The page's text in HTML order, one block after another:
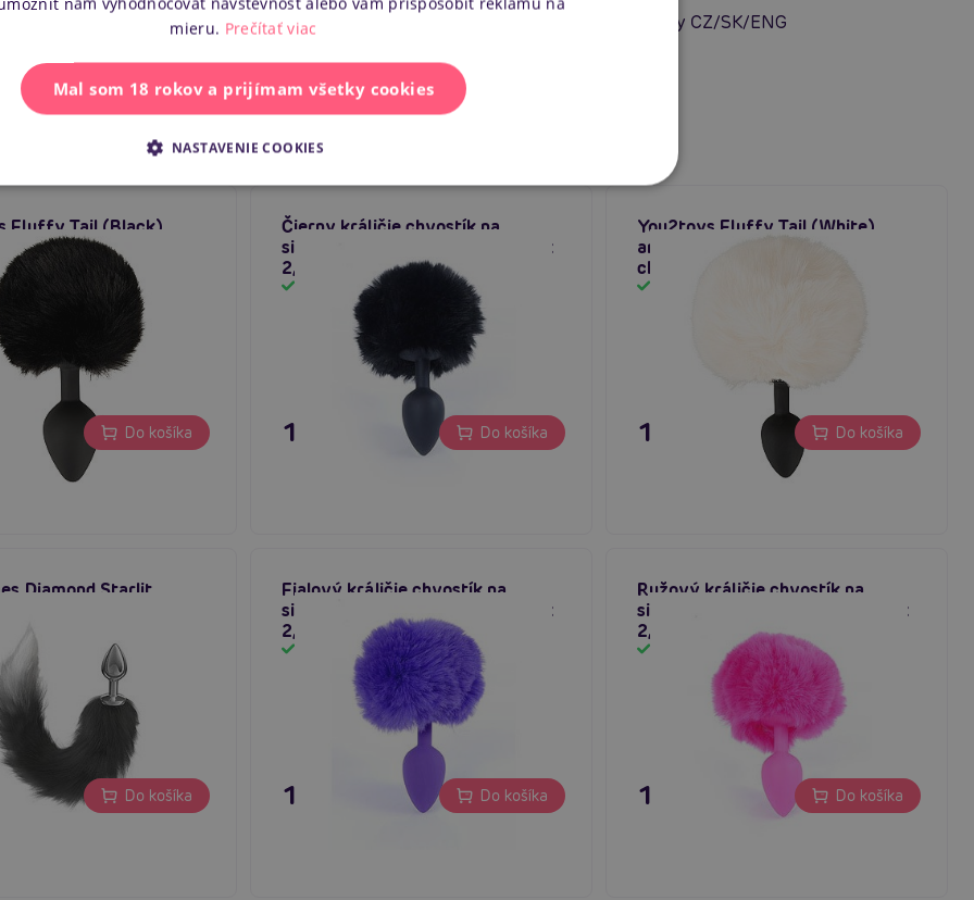
Príručka pre silikónové dilda/kolíky CZ/SK/ENG
Fluffy Tail (Black),
so zajačím
Do košíka
Čierny králičie chvostík na
silikónovom análnom kolíku, 6,5 x
2,7 cm
Skladom
11,80 € Do košíka
You2toys Fluffy Tail (White),
análny kolík so zajačím
chvostíkom
13,96 € Do košíka
Diamond Starlit
Do košíka
Fialový králičie chvostík na
silikónovom análnom kolíku, 6,5 x
2,7 cm
Skladom
11,80 € Do košíka
Ružový králičie chvostík na
silikónovom análnom kolíku, 6,5 x
2,7 cm
11,80 € Do košíka
mieru. Prečítať viac
Mal som 18 rokov a prijímam všetky cookies
NASTAVENIE COOKIES